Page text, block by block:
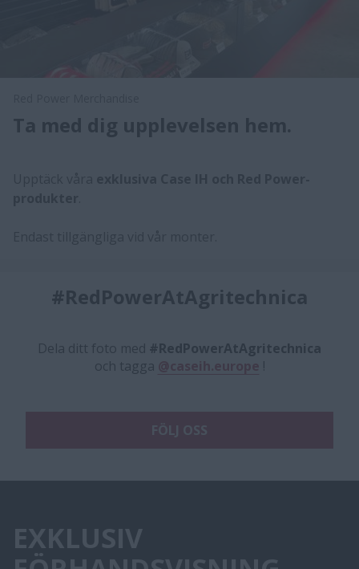
Ta med dig upplevelsen hem.
#RedPowerAtAgritechnica
Dela ditt foto med #RedPowerAtAgritechnica
och tagga
!
EXKLUSIV